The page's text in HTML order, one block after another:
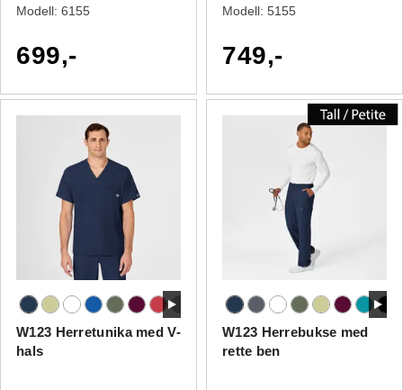
Modell: 6155
699,-
Modell: 5155
749,-
W123 Herretunika med V-
hals
W123 Herrebukse med
rette ben